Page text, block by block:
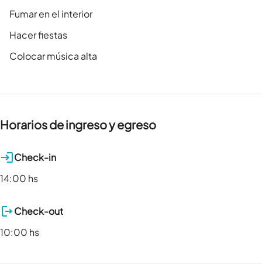
Fumar en el interior
Hacer fiestas
Colocar música alta
Horarios de ingreso y egreso
Check-in
14:00 hs
Check-out
10:00 hs